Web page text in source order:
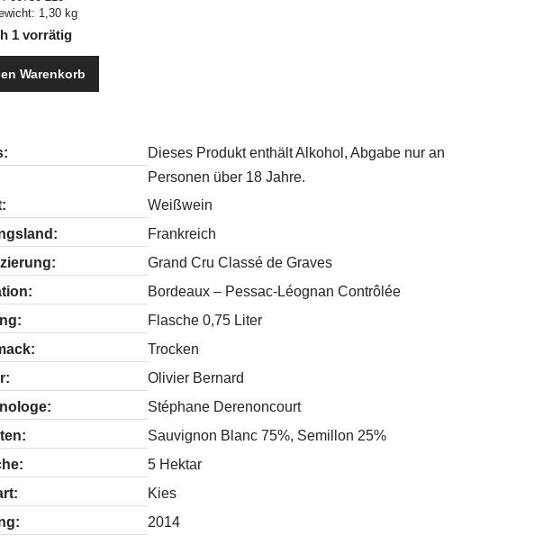
1,30 kg
1 vorrätig
Warenkorb
Dieses Produkt enthält Alkohol, Abgabe nur an
Personen über 18 Jahre.
Weißwein
Frankreich
Grand Cru Classé de Graves
Bordeaux – Pessac-Léognan Contrôlée
Flasche 0,75 Liter
Trocken
Olivier Bernard
Stéphane Derenoncourt
Sauvignon Blanc 75%, Semillon 25%
5 Hektar
Kies
2014